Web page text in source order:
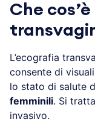
Che
L’ecografia
consente di
lo stato di salute
femminili. Si
invasivo.